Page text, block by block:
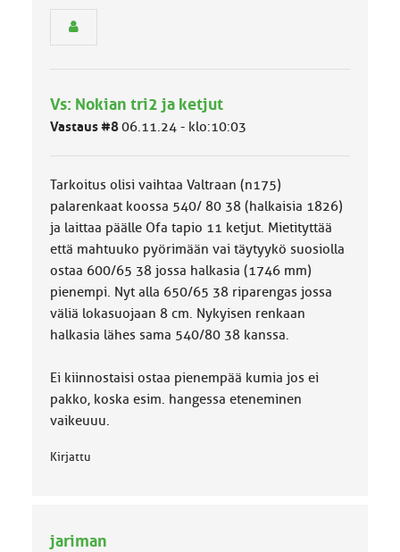
m
ä
k
k
a
:
Vs: Nokian tri2 ja ketjut
Vastaus #806.11.24 - klo:10:03
Tarkoitus olisi vaihtaa Valtraan (n175)
palarenkaat koossa 540/ 80 38 (halkaisia 1826)
ja laittaa päälle Ofa tapio 11 ketjut. Mietityttää
että mahtuuko pyörimään vai täytyykö suosiolla
ostaa 600/65 38 jossa halkasia (1746 mm)
pienempi. Nyt alla 650/65 38 riparengas jossa
väliä lokasuojaan 8 cm. Nykyisen renkaan
halkasia lähes sama 540/80 38 kanssa.
Ei kiinnostaisi ostaa pienempää kumia jos ei
pakko, koska esim. hangessa eteneminen
vaikeuuu.
Kirjattu
jariman